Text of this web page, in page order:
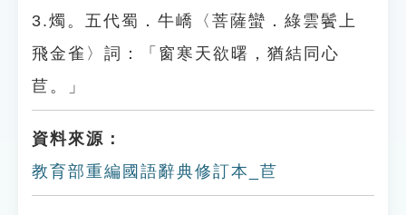
3.燭。五代蜀．牛嶠〈菩薩蠻．綠雲鬢上
飛金雀〉詞：「窗寒天欲曙，猶結同心
苣。」
資料來源：
教育部重編國語辭典修訂本_苣